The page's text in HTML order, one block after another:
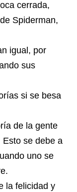
cerrada,
Spiderman,
igual, por
sus
si se besa
de la gente
se debe a
uno se
la felicidad y